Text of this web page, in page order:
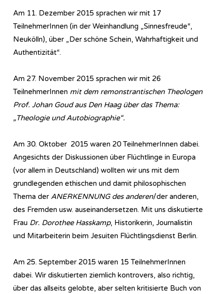
Am 11. Dezember 2015 sprachen wir mit 17
TeilnehmerInnen (in der Weinhandlung „Sinnesfreude“,
Neukölln), über „Der schöne Schein, Wahrhaftigkeit und
Authentizität“.
Am 27. November 2015 sprachen wir mit 26
TeilnehmerInnen mit dem remonstrantischen Theologen
Prof. Johan Goud aus Den Haag über das Thema:
„Theologie und Autobiographie“.
Am 30. Oktober 2015 waren 20 TeilnehmerInnen dabei.
Angesichts der Diskussionen über Flüchtlinge in Europa
(vor allem in Deutschland) wollten wir uns mit dem
grundlegenden ethischen und damit philosophischen
Thema der ANERKENNUNG des anderen/der anderen,
des Fremden usw. auseinandersetzen. Mit uns diskutierte
Frau Dr. Dorothee Hasskamp, Historikerin, Journalistin
und Mitarbeiterin beim Jesuiten Flüchtlingsdienst Berlin.
Am 25. September 2015 waren 15 TeilnehmerInnen
dabei. Wir diskutierten ziemlich kontrovers, also richtig,
über das allseits gelobte, aber selten kritisierte Buch von